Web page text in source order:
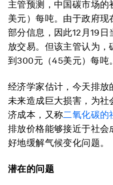
主管预测，中国碳市场
美元）每吨。由于政府
部分信息，因此12月19
放交易。但该主管认为
到300元（45美元）每吨。
经济学家估计，今天排放
未来造成巨大损害，为社
济成本，又称二氧化碳的
排放价格能够接近于社会
好地缓解气候变化问题。
潜在的问题